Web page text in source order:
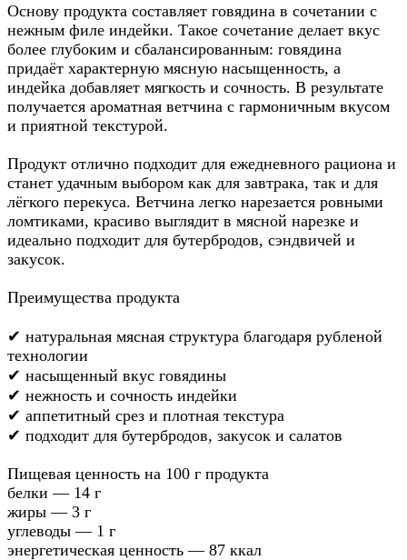
Основу продукта составляет говядина в сочетании с
нежным филе индейки. Такое сочетание делает вкус
более глубоким и сбалансированным: говядина
придаёт характерную мясную насыщенность, а
индейка добавляет мягкость и сочность. В результате
получается ароматная ветчина с гармоничным вкусом
и приятной текстурой.
Продукт отлично подходит для ежедневного рациона и
станет удачным выбором как для завтрака, так и для
лёгкого перекуса. Ветчина легко нарезается ровными
ломтиками, красиво выглядит в мясной нарезке и
идеально подходит для бутербродов, сэндвичей и
закусок.
Преимущества продукта
✔ натуральная мясная структура благодаря рубленой
технологии
✔ насыщенный вкус говядины
✔ нежность и сочность индейки
✔ аппетитный срез и плотная текстура
✔ подходит для бутербродов, закусок и салатов
Пищевая ценность на 100 г продукта
белки — 14 г
жиры — 3 г
углеводы — 1 г
энергетическая ценность — 87 ккал